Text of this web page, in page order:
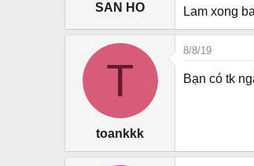
SAN HO
Lam xong
T
toankkk
8/8/19
Bạn có tk